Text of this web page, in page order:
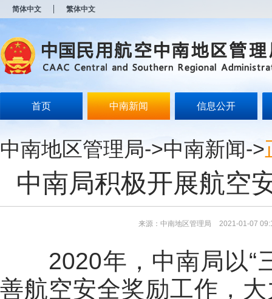
简体中文 繁体中文
首页 中南新闻 信息公开
中南地区管理局->中南新闻->
中南局积极开展航空
来源：中南地区管理局 2021-01-07
2020年，中南局以“
善航空安全奖励工作，
开
无
障
说
Alt